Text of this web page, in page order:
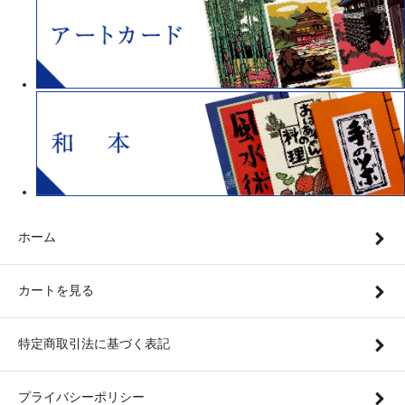
ホーム
カートを見る
特定商取引法に基づく表記
プライバシーポリシー